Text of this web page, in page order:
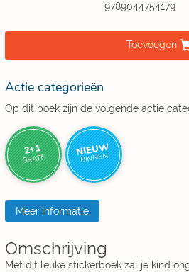
9789044754179
Toevoegen
Actie categorieën
Op dit boek zijn de volgende actie
2+1
GRATIS NIEUW
BINNEN
Meer informatie
Omschrijving
Met dit leuke stickerboek zal je kind